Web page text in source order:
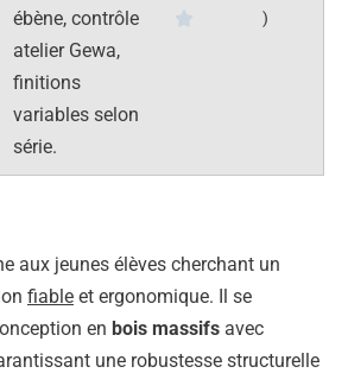
ébène, contrôle
atelier Gewa,
finitions
variables selon
série.
)
aux jeunes élèves cherchant un
fiable et ergonomique. Il se
en bois massifs avec
une robustesse structurelle